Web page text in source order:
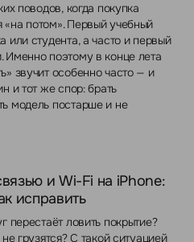
поводов, когда покупка
«на потом». Первый учебный
или студента, а часто и первый
Именно поэтому в конце лета
звучит особенно часто — и
и тот же спор: брать
модель постарше и не
и Wi-Fi на iPhone:
исправить
перестаёт ловить покрытие?
грузятся? С такой ситуацией